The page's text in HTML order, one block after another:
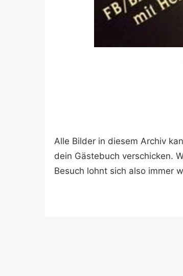
Alle Bilder in diesem Archiv
dein Gästebuch verschicken.
Besuch lohnt sich also immer